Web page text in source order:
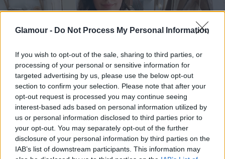
Glamour - Do Not Process My Personal Information
If you wish to opt-out of the sale, sharing to third parties, or
processing of your personal or sensitive information for
targeted advertising by us, please use the below opt-out
section to confirm your selection. Please note that after your
opt-out request is processed you may continue seeing
interest-based ads based on personal information utilized by
us or personal information disclosed to third parties prior to
your opt-out. You may separately opt-out of the further
disclosure of your personal information by third parties on the
IAB’s list of downstream participants. This information may